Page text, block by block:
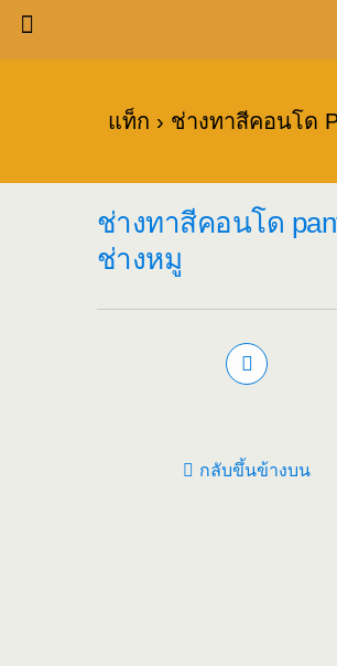
แท็ก › ช่างทาสีคอนโด
ช่างทาสีคอนโด
ช่างหมู
กลับขึ้นข้างบน